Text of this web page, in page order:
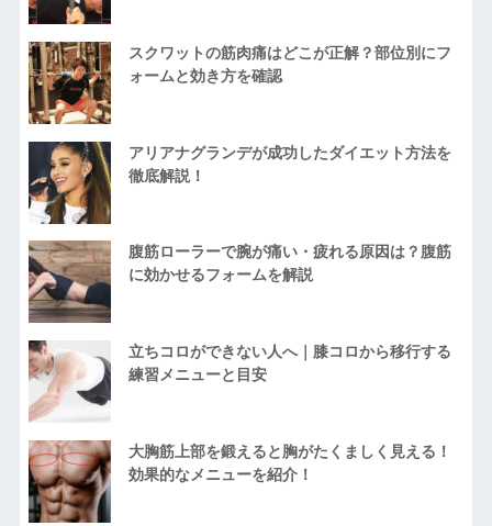
スクワットの筋肉痛はどこが正解？部位別にフ
ォームと効き方を確認
アリアナグランデが成功したダイエット方法を
徹底解説！
腹筋ローラーで腕が痛い・疲れる原因は？腹筋
に効かせるフォームを解説
立ちコロができない人へ｜膝コロから移行する
練習メニューと目安
大胸筋上部を鍛えると胸がたくましく見える！
効果的なメニューを紹介！